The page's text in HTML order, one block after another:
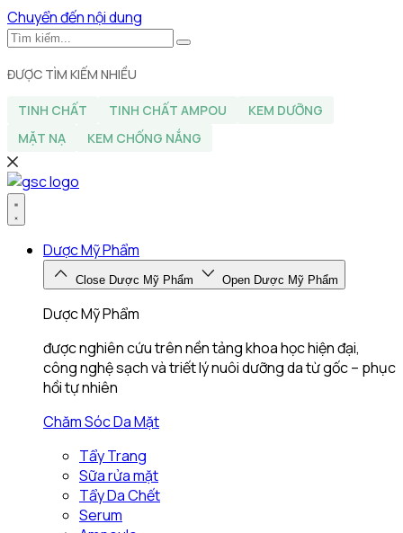
Chuyển đến nội dung
ĐƯỢC TÌM KIẾM NHIỀU
TINH CHẤT TINH CHẤT AMPOU
KEM DƯỠNG
MẶT NẠ
KEM CHỐNG NẮNG
Dược Mỹ Phẩm
Close Dược Mỹ Phẩm Open Dược Mỹ Phẩm
Dược Mỹ Phẩm
được nghiên cứu trên nền tảng khoa học hiện đại,
công nghệ sạch và triết lý nuôi dưỡng da từ gốc – phục
hồi tự nhiên
Chăm Sóc Da Mặt
Tẩy Trang
Sữa rửa mặt
Tẩy Da Chết
Serum